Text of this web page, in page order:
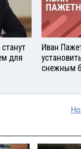
для
Иван
снежным